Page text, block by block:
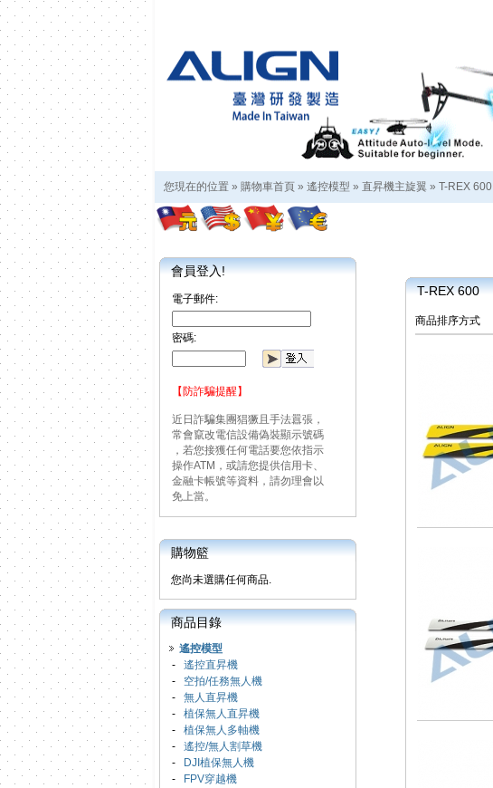
您現在的位置 » 購物車首頁 » 遙控模型 » 直昇機主旋翼 » T-REX 600
會員登入!
電子郵件:
密碼:
【防詐騙提醒】
近日詐騙集團猖獗且手法囂張，
常會竄改電信設備偽裝顯示號碼
，若您接獲任何電話要您依指示
操作ATM，或請您提供信用卡、
金融卡帳號等資料，請勿理會以
免上當。
購物籃
您尚未選購任何商品.
商品目錄
遙控模型
- 遙控直昇機
- 空拍/任務無人機
- 無人直昇機
- 植保無人直昇機
- 植保無人多軸機
- 遙控/無人割草機
-
DJI植保無人機
-
FPV穿越機
T-REX 600
商品排序方式